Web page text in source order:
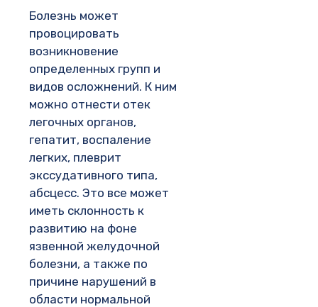
Болезнь может
провоцировать
возникновение
определенных групп и
видов осложнений. К ним
можно отнести отек
легочных органов,
гепатит, воспаление
легких, плеврит
экссудативного типа,
абсцесс. Это все может
иметь склонность к
развитию на фоне
язвенной желудочной
болезни, а также по
причине нарушений в
области нормальной